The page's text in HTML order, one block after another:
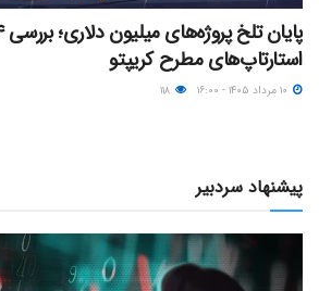
استارتاپ‌های مطرح کریپتو
پیشنهاد سردبیر